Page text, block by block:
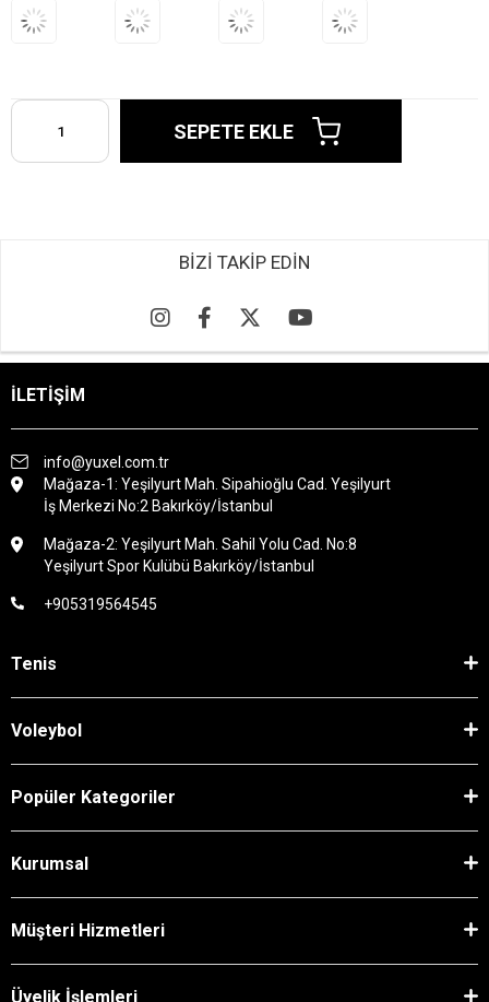
BİZİ TAKİP EDİN
İLETİŞİM
info@yuxel.com.tr
Mağaza-1: Yeşilyurt Mah. Sipahioğlu Cad. Yeşilyurt
İş Merkezi No:2 Bakırköy/İstanbul
Mağaza-2: Yeşilyurt Mah. Sahil Yolu Cad. No:8
Yeşilyurt Spor Kulübü Bakırköy/İstanbul
+905319564545
Tenis
Voleybol
Popüler Kategoriler
Kurumsal
Müşteri Hizmetleri
Üyelik İşlemleri